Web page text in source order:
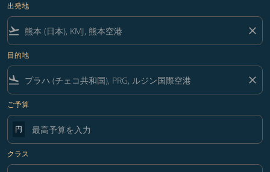
出発地
flight_takeoff close
目的地
flight_land close
ご予算
円
クラス